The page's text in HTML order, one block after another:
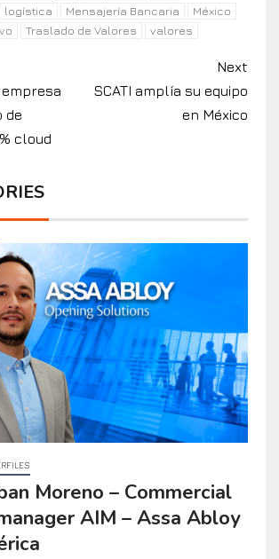
logística Mensajería Bancaria
México
Traslado de Valores valores
de
cloud
Next
SCATI amplía su equipo
en México
Moreno – Commercial
AIM – Assa Abloy